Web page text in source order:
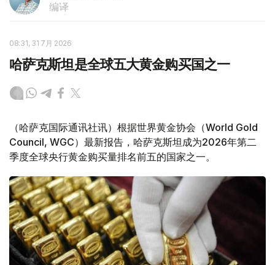
编译
08:31, 31 7月 2026
哈萨克斯坦是全球五大黄金购买国之一
（哈萨克国际通讯社讯）根据世界黄金协会（World Gold
Council, WGC）最新报告，哈萨克斯坦成为2026年第二
季度全球央行黄金购买量排名前五的国家之一。